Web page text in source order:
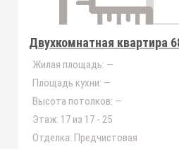
Двухкомнатная квартира
Жилая площадь: —
Площадь кухни: —
Высота потолков: —
Этаж: 17 из 17 - 25
Отделка: Предчистовая